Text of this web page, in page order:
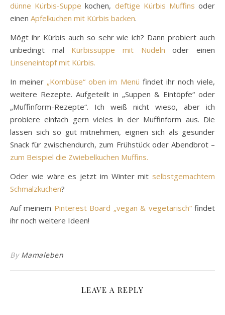
dünne Kürbis-Suppe kochen, deftige Kürbis Muffins oder
einen Apfelkuchen mit Kürbis backen.
Mögt ihr Kürbis auch so sehr wie ich? Dann probiert auch
unbedingt mal Kürbissuppe mit Nudeln oder einen
Linseneintopf mit Kürbis.
In meiner „Kombüse“ oben im Menü findet ihr noch viele,
weitere Rezepte. Aufgeteilt in „Suppen & Eintöpfe“ oder
„Muffinform-Rezepte“. Ich weiß nicht wieso, aber ich
probiere einfach gern vieles in der Muffinform aus. Die
lassen sich so gut mitnehmen, eignen sich als gesunder
Snack für zwischendurch, zum Frühstück oder Abendbrot –
zum Beispiel die Zwiebelkuchen Muffins.
Oder wie wäre es jetzt im Winter mit selbstgemachtem
Schmalzkuchen?
Auf meinem Pinterest Board „vegan & vegetarisch“findet
ihr noch weitere Ideen!
By Mamaleben
LEAVE A REPLY